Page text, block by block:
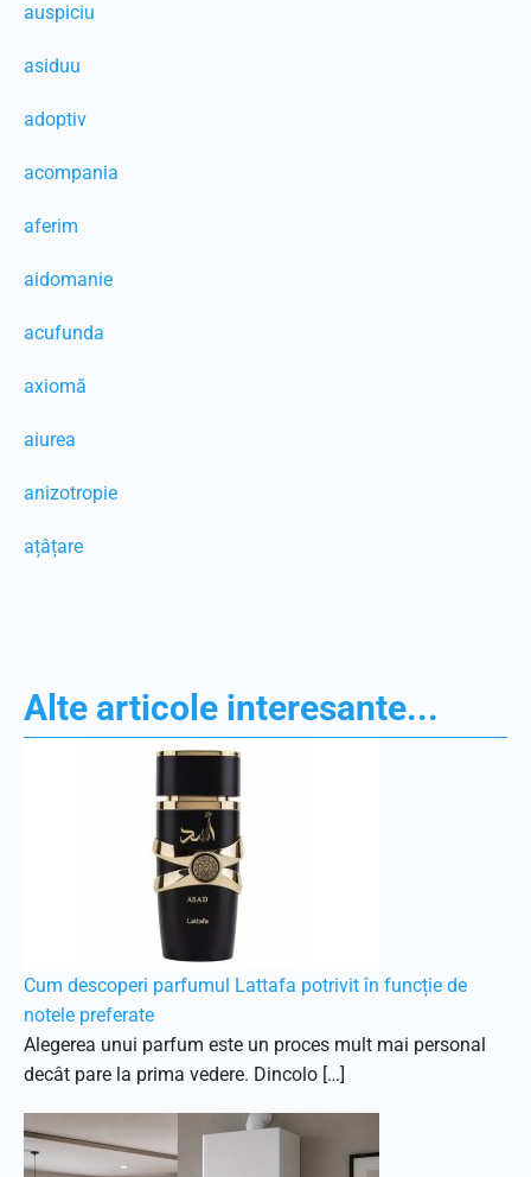
auspiciu
asiduu
adoptiv
acompania
aferim
aidomanie
acufunda
axiomă
aiurea
anizotropie
ațâțare
Alte articole interesante...
Cum descoperi parfumul Lattafa potrivit în funcție de
notele preferate
Alegerea unui parfum este un proces mult mai personal
decât pare la prima vedere. Dincolo […]